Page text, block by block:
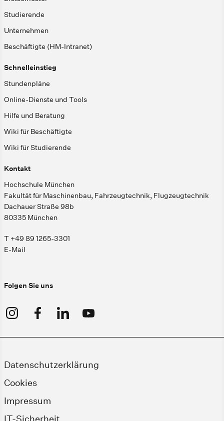
Studierende
Unternehmen
Beschäftigte (HM-Intranet)
Schnelleinstieg
Stundenpläne
Online-Dienste und Tools
Hilfe und Beratung
Wiki für Beschäftigte
Wiki für Studierende
Kontakt
Hochschule München
Fakultät für Maschinenbau, Fahrzeugtechnik, Flugzeugtechnik
Dachauer Straße 98b
80335 München
T +49 89 1265-3301
E-Mail
Folgen Sie uns
Datenschutzerklärung
Cookies
Impressum